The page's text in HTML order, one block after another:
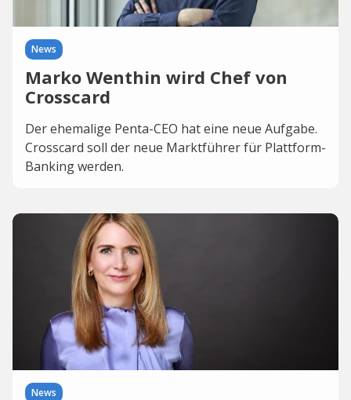
News
Marko Wenthin wird Chef von
Crosscard
Der ehemalige Penta-CEO hat eine neue Aufgabe.
Crosscard soll der neue Marktführer für Plattform-
Banking werden.
News